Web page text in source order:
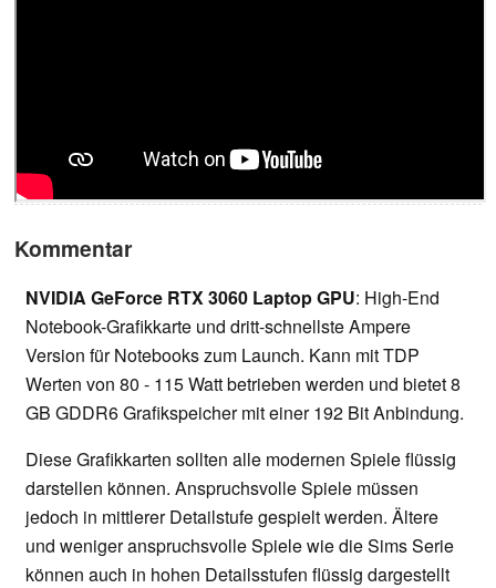
Kommentar
NVIDIA GeForce RTX 3060 Laptop GPU: High-End
Notebook-Grafikkarte und dritt-schnellste Ampere
Version für Notebooks zum Launch. Kann mit TDP
Werten von 80 - 115 Watt betrieben werden und bietet 8
GB GDDR6 Grafikspeicher mit einer 192 Bit Anbindung.
Diese Grafikkarten sollten alle modernen Spiele flüssig
darstellen können. Anspruchsvolle Spiele müssen
jedoch in mittlerer Detailstufe gespielt werden. Ältere
und weniger anspruchsvolle Spiele wie die Sims Serie
können auch in hohen Detailsstufen flüssig dargestellt